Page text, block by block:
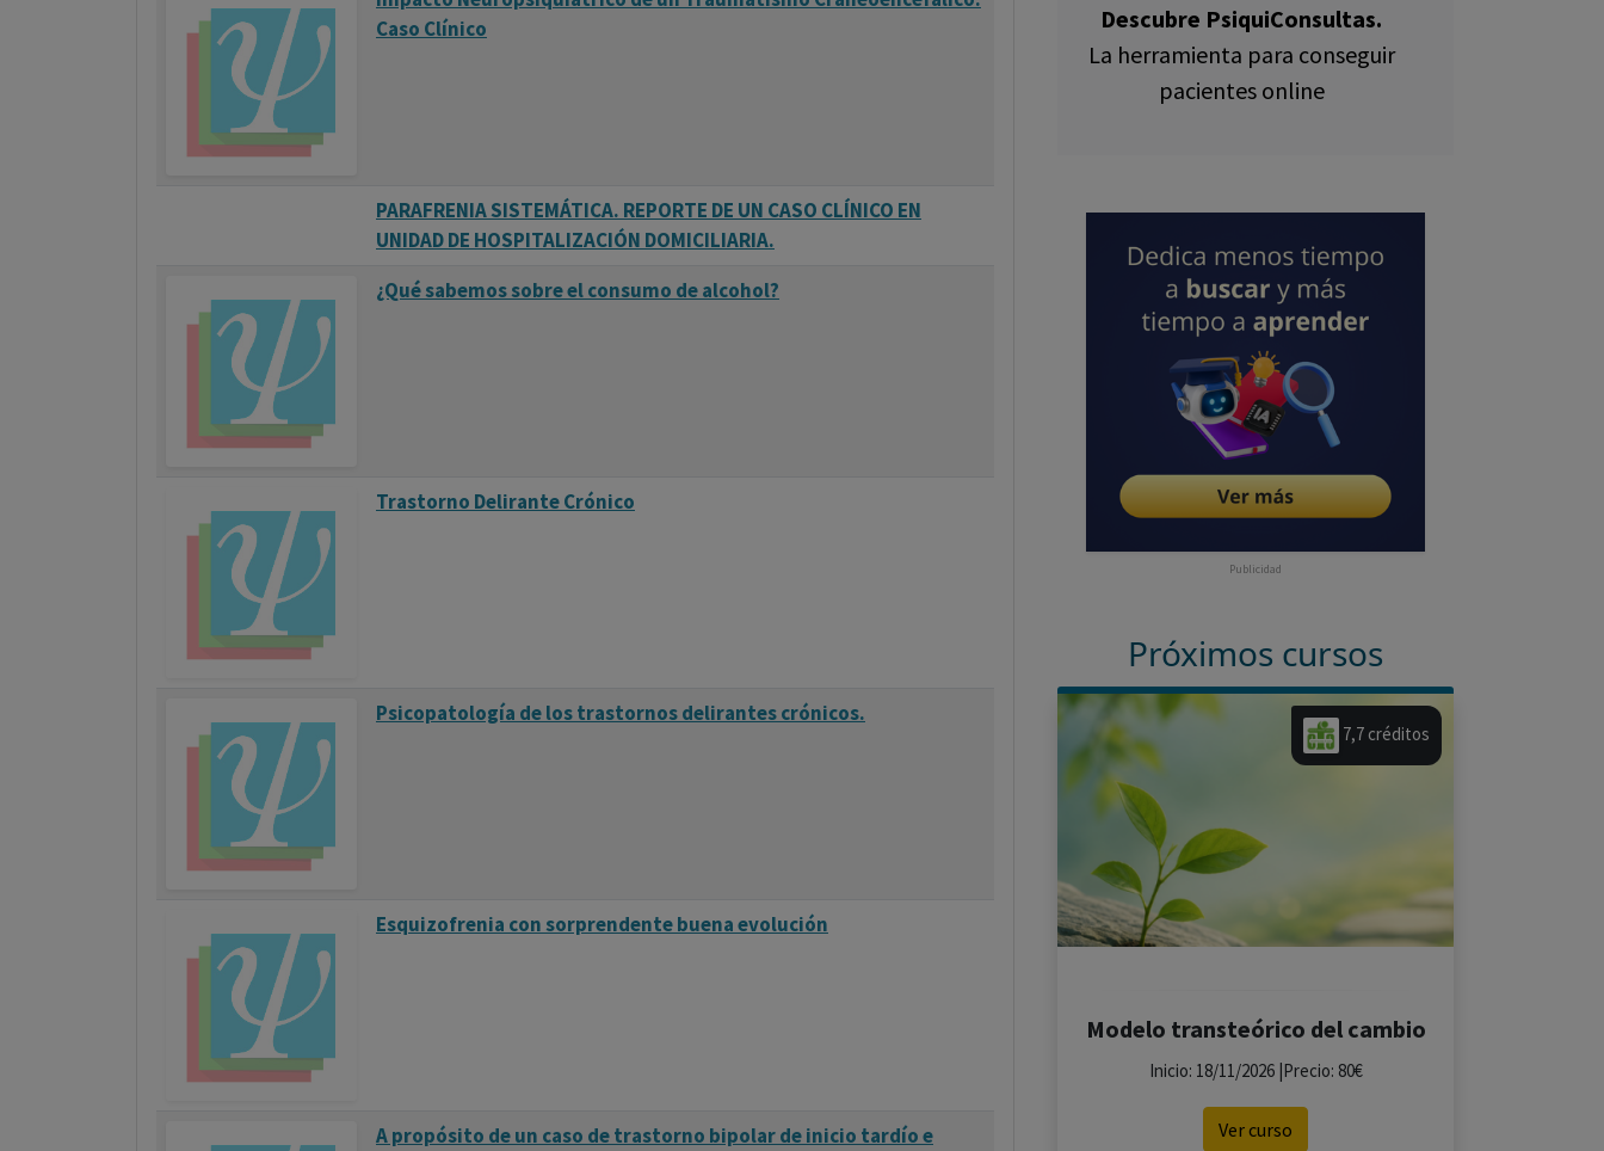
Caso Clínico
PARAFRENIA SISTEMÁTICA. REPORTE DE UN CASO CLÍNICO EN
UNIDAD DE HOSPITALIZACIÓN DOMICILIARIA.
¿Qué sabemos sobre el consumo de alcohol?
Trastorno Delirante Crónico
Psicopatología de los trastornos delirantes crónicos.
Esquizofrenia con sorprendente buena evolución
A propósito de un caso de trastorno bipolar de inicio tardío e
Descubre PsiquiConsultas.
La herramienta para conseguir
pacientes online
Publicidad
Próximos cursos
7,7 créditos
Modelo transteórico del cambio
Inicio: 18/11/2026 |Precio: 80€
Ver curso